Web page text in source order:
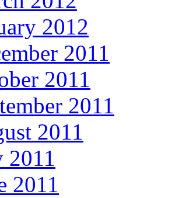
2012
2011
2011
2011
2011
2011
2011